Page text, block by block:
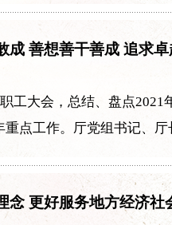
成 善想善干善成 追求
工大会，总结、盘点
点工作。厅党组书记、厅
念 更好服务地方经济社